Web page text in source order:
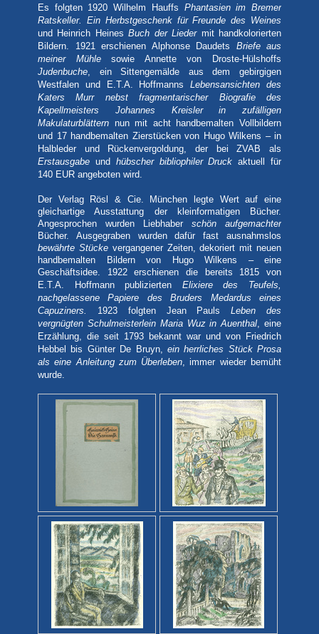
Es folgten 1920 Wilhelm Hauffs Phantasien im Bremer
Ratskeller. Ein Herbstgeschenk für Freunde des Weines
und Heinrich HeinesBuch der Liedermit handkolorierten
Bildern. 1921 erschienen Alphonse Daudets Briefe aus
meiner Mühlesowie Annette von Droste-Hülshoffs
Judenbuche, ein Sittengemälde aus dem gebirgigen
Westfalen und E.T.A. HoffmannsLebensansichten des
Katers Murr nebst fragmentarischer Biografie des
Kapellmeisters Johannes Kreisler in zufälligen
Makulaturblättern nun mit acht handbemalten Vollbildern
und 17 handbemalten Zierstücken von Hugo Wilkens – in
Halbleder und Rückenvergoldung, der bei ZVAB als
Erstausgabe und hübscher bibliophiler Druck aktuell für
140 EUR angeboten wird.
Der Verlag Rösl & Cie. München legte Wert auf eine
gleichartige Ausstattung der kleinformatigen Bücher.
Angesprochen wurden Liebhaber schön aufgemachter
Bücher. Ausgegraben wurden dafür fast ausnahmslos
bewährte Stückevergangener Zeiten, dekoriert mit neuen
handbemalten Bildern von Hugo Wilkens – eine
Geschäftsidee. 1922 erschienen die bereits 1815 von
E.T.A. Hoffmann publizierten Elixiere des Teufels,
nachgelassene Papiere des Bruders Medardus eines
Capuziners.
1923 folgten Jean PaulsLeben des
vergnügten Schulmeisterlein Maria Wuz in Auenthal, eine
Erzählung, die seit 1793 bekannt war und von Friedrich
Hebbel bis Günter De Bruyn, ein herrliches Stück Prosa
als eine Anleitung zum Überleben, immer wieder bemüht
wurde.